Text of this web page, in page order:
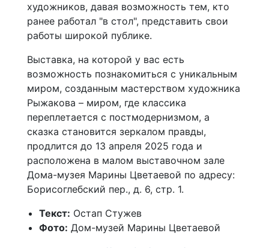
художников, давая возможность тем, кто
ранее работал "в стол", представить свои
работы широкой публике.
Выставка, на которой у вас есть
возможность познакомиться с уникальным
миром, созданным мастерством художника
Рыжакова – миром, где классика
переплетается с постмодернизмом, а
сказка становится зеркалом правды,
продлится до 13 апреля 2025 года и
расположена в малом выставочном зале
Дома-музея Марины Цветаевой по адресу:
Борисоглебский пер., д. 6, стр. 1.
Текст: Остап Стужев
Фото: Дом-музей Марины Цветаевой